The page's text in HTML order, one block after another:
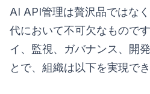
AI API管理は贅沢品ではな
代において不可欠なもので
イ、監視、ガバナンス、開
とで、組織は以下を実現でき